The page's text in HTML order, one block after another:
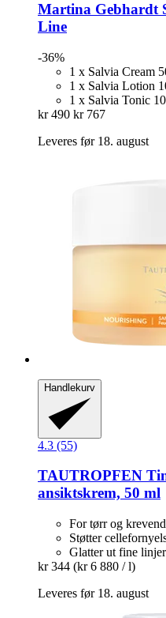
Martina Gebhardt
Line
-36%
1 x Salvia Cream
1 x Salvia Lotion
1 x Salvia Tonic
kr 490 kr 767
Leveres før 18. august
Handlekurv
4.3 (55)
TAUTROPFEN
ansiktskrem, 50 ml
For tørr og
Støtter
Glatter ut fine linjer
kr 344 (kr 6 880 / l)
Leveres før 18. august